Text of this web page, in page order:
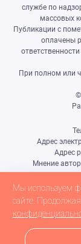
службе по
массовых
Публикации с
оплачены
При полном или
©
Адрес
Адрес
Мнение
Мы используем
сайте.